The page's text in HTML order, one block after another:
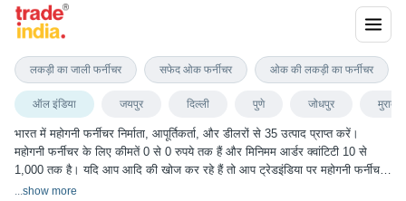
भारत में महोगनी फर्नीचर निर्माता, आपूर्तिकर्ता, और डीलरों से 35 उत्पाद प्राप्त करें।
महोगनी फर्नीचर के लिए कीमतें 0 से 0 रुपये तक हैं और मिनिमम आर्डर क्वांटिटी 10 से
1,000 तक है। यदि आप आदि की खोज कर रहे हैं तो आप ट्रेडइंडिया पर महोगनी फर्नीचर
के सबसे अच्छा विकल्प चुन सकते हैं। हम विभिन्न शहरों में महोगनी फर्नीचर के विकल्प प्रदान
...show more
ऑल इंडिया जयपुर दिल्ली पुणे जोधपुर
लकड़ी का जाली फर्नीचर सफेद ओक फर्नीचर ओक की लकड़ी का फर्नीचर